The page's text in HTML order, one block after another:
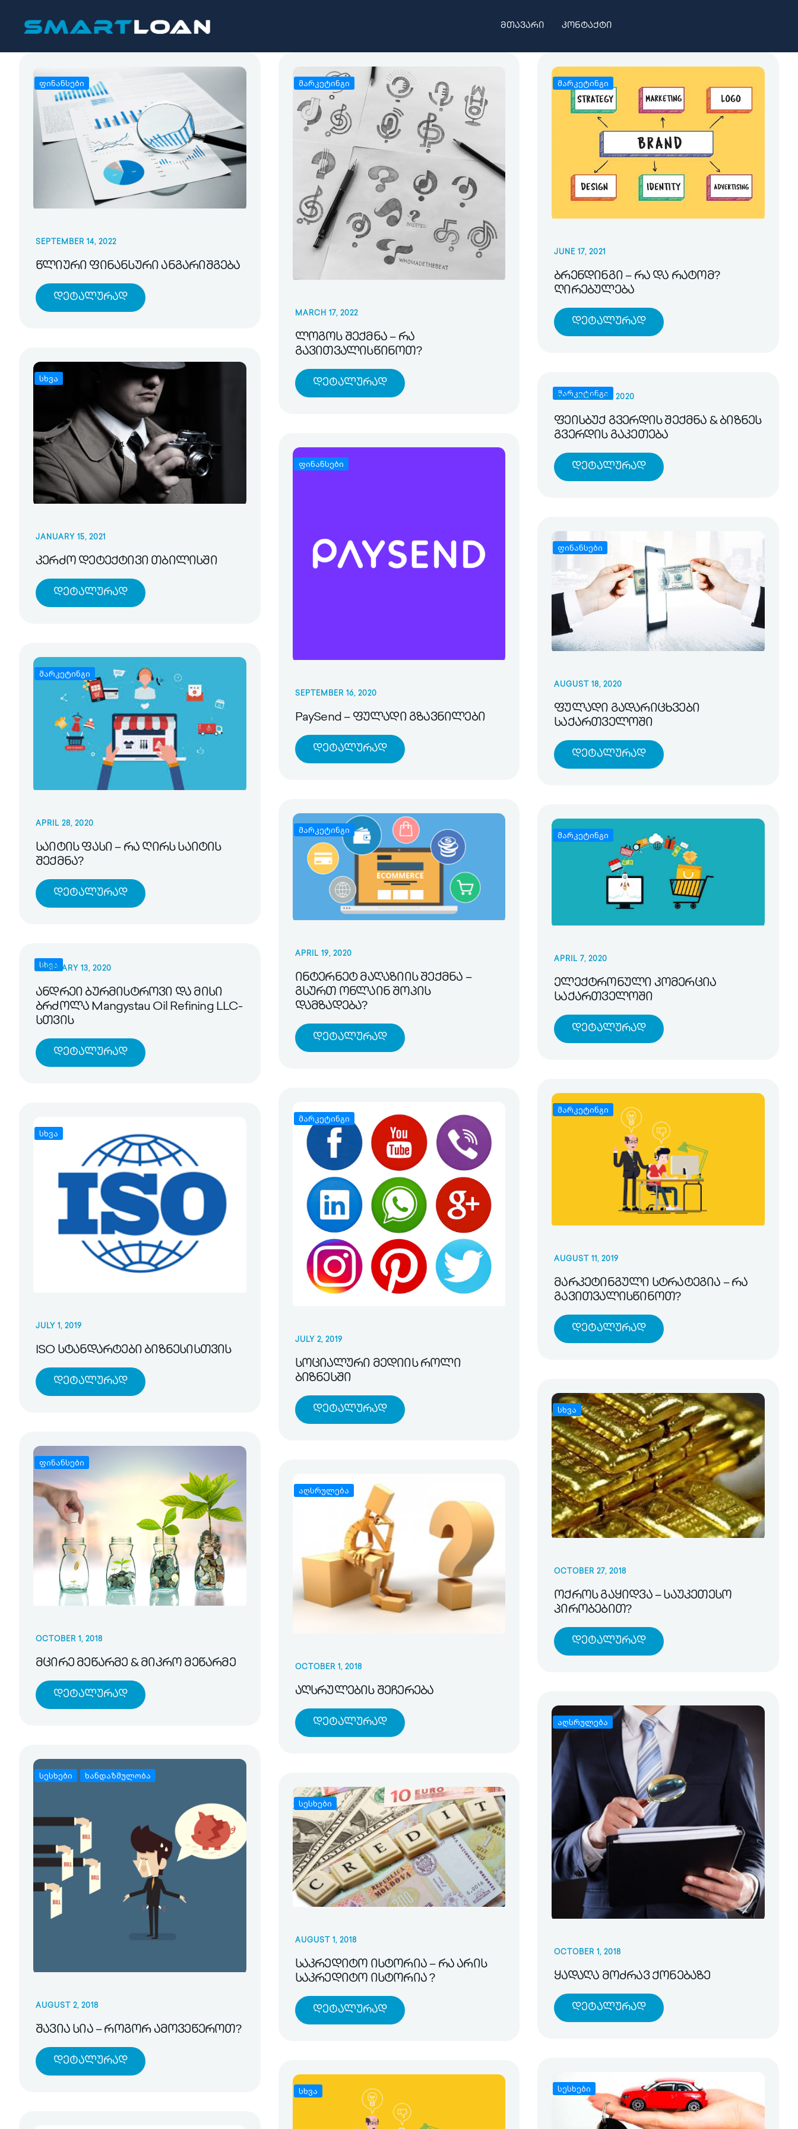
მთავარი კონტაქტი
ფინანსები
SEPTEMBER 14, 2022
წლიური ფინანსური ანგარიშგება
Დეტალურად
მარკეტინგი
MARCH 17, 2022
ლოგოს შექმნა – რა
გავითვალისწინოთ?
Დეტალურად
მარკეტინგი
JUNE 17, 2021
ბრენდინგი – რა და რატომ?
ღირებულება
Დეტალურად
სხვა
JANUARY 15, 2021
კერძო დეტექტივი თბილისში
Დეტალურად
მარკეტინგი
NOVEMBER 25, 2020
ფეისბუქ გვერდის შექმნა & ბიზნეს
გვერდის გაკეთება
Დეტალურად
ფინანსები
SEPTEMBER 16, 2020
PaySend – ფულადი გზავნილები
Დეტალურად
ფინანსები
AUGUST 18, 2020
ფულადი გადარიცხვები
საქართველოში
Დეტალურად
მარკეტინგი
APRIL 28, 2020
საიტის ფასი – რა ღირს საიტის
შექმნა?
Დეტალურად
მარკეტინგი
APRIL 19, 2020
ინტერნეტ მაღაზიის შექმნა –
გსურთ ონლაინ შოპის
დამზადება?
Დეტალურად
მარკეტინგი
APRIL 7, 2020
ელექტრონული კომერცია
საქართველოში
Დეტალურად
სხვა
FEBRUARY 13, 2020
ანდრეი ბურმისტროვი და მისი
ბრძოლა Mangystau Oil Refining LLC-
სთვის
Დეტალურად
მარკეტინგი
AUGUST 11, 2019
მარკეტინგული სტრატეგია – რა
გავითვალისწინოთ?
Დეტალურად
მარკეტინგი
JULY 2, 2019
სოციალური მედიის როლი
ბიზნესში
Დეტალურად
სხვა
JULY 1, 2019
ISO სტანდარტები ბიზნესისთვის
Დეტალურად
სხვა
OCTOBER 27, 2018
ოქროს გაყიდვა – საუკეთესო
პირობებით?
Დეტალურად
ფინანსები
OCTOBER 1, 2018
მცირე მეწარმე & მიკრო მეწარმე
Დეტალურად
აღსრულება
OCTOBER 1, 2018
აღსრულების შეჩერება
Დეტალურად აღსრულება
OCTOBER 1, 2018
ყადაღა მოძრავ ქონებაზე
Დეტალურად
სესხები ხანდაზმულობა
AUGUST 2, 2018
შავია სია – როგორ ამოვეწეროთ?
Დეტალურად
სესხები
AUGUST 1, 2018
საკრედიტო ისტორია – რა არის
საკრედიტო ისტორია ?
Დეტალურად
სესხები
სხვა